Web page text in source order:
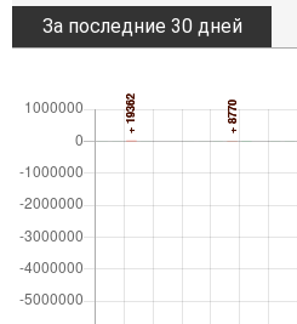
За последние 30 дней